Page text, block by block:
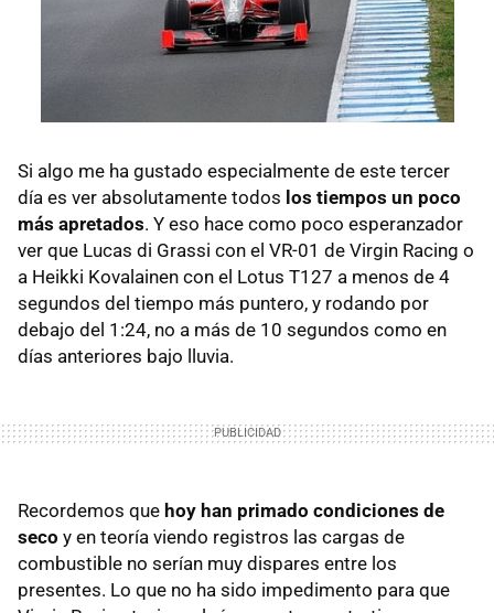
Si algo me ha gustado especialmente de este tercer
día es ver absolutamente todos los tiempos un poco
más apretados. Y eso hace como poco esperanzador
ver que Lucas di Grassi con el VR-01 de Virgin Racing o
a Heikki Kovalainen con el Lotus T127 a menos de 4
segundos del tiempo más puntero, y rodando por
debajo del 1:24, no a más de 10 segundos como en
días anteriores bajo lluvia.
Recordemos que hoy han primado condiciones de
seco y en teoría viendo registros las cargas de
combustible no serían muy dispares entre los
presentes. Lo que no ha sido impedimento para que